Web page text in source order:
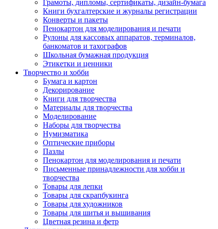
Грамоты, дипломы, сертификаты, дизайн-бумага
Книги бухгалтерские и журналы регистрации
Конверты и пакеты
Пенокартон для моделирования и печати
Рулоны для кассовых аппаратов, терминалов,
банкоматов и тахографов
Школьная бумажная продукция
Этикетки и ценники
Творчество и хобби
Бумага и картон
Декорирование
Книги для творчества
Материалы для творчества
Моделирование
Наборы для творчества
Нумизматика
Оптические приборы
Пазлы
Пенокартон для моделирования и печати
Письменные принадлежности для хобби и
творчества
Товары для лепки
Товары для скрапбукинга
Товары для художников
Товары для шитья и вышивания
Цветная резина и фетр